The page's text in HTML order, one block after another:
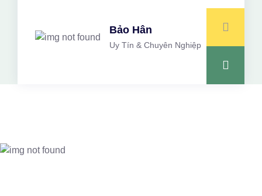
Bảo Hân
Uy Tín & Chuyên Nghiệp